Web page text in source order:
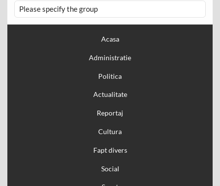
Please specify the group
Acasa
Administratie
Politica
Actualitate
Reportaj
Cultura
Fapt divers
Social